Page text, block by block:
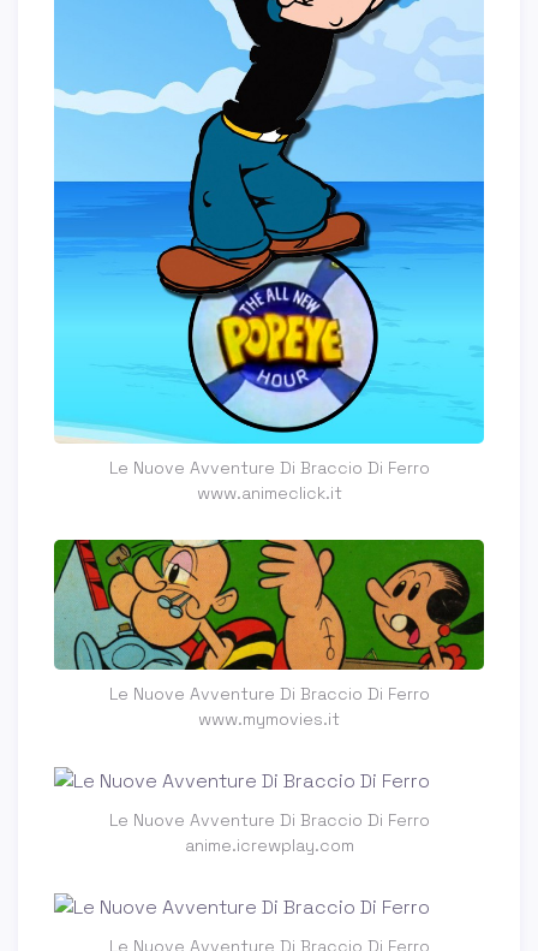
Le Nuove Avventure Di Braccio Di Ferro
www.animeclick.it
Le Nuove Avventure Di Braccio Di Ferro
www.mymovies.it
Le Nuove Avventure Di Braccio Di Ferro
anime.icrewplay.com
Le Nuove Avventure Di Braccio Di Ferro